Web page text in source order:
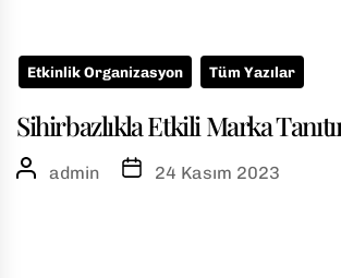
Etkinlik Organizasyon Tüm Yazılar
Sihirbazlıkla Etkili Marka
admin 24 Kasım 2023